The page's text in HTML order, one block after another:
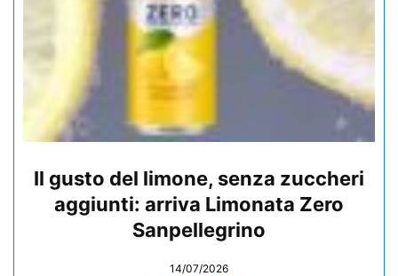
Il gusto del limone, senza zuccheri
aggiunti: arriva Limonata Zero
Sanpellegrino
14/07/2026